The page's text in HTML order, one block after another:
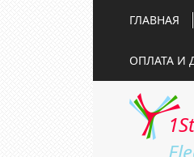
ГЛАВНАЯ
ОПЛАТА И
1St